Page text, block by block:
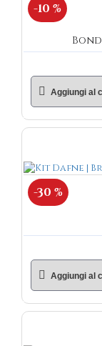
-10 %
Aggiungi al
-30 %
Aggiungi al